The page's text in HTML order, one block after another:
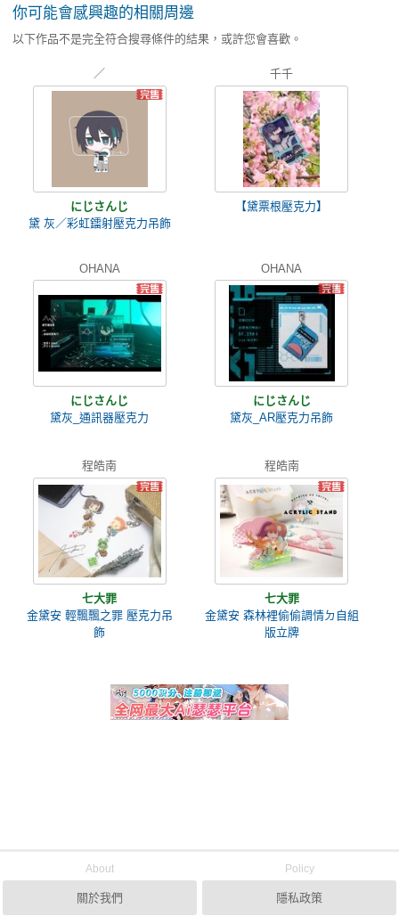
你可能會感興趣的相關周邊
以下作品不是完全符合搜尋條件的結果，或許您會喜歡。
／
にじさんじ
黛 灰／彩虹鐳射壓克力吊飾
千千
【黛票根壓克力】
OHANA
にじさんじ
黛灰_通訊器壓克力
OHANA
にじさんじ
黛灰_AR壓克力吊飾
程皓南
七大罪
金黛安 輕飄飄之罪 壓克力吊
飾
程皓南
七大罪
金黛安 森林裡偷偷調情ㄉ自組
版立牌
About
關於我們
Policy
隱私政策